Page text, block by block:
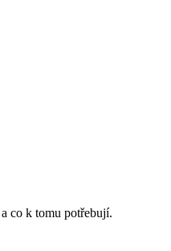
co k tomu potřebují.